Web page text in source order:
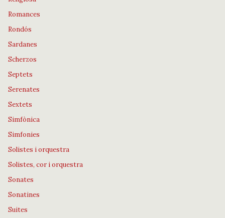
Romances
Rondós
Sardanes
Scherzos
Septets
Serenates
Sextets
Simfònica
Simfonies
Solistes i orquestra
Solistes, cor i orquestra
Sonates
Sonatines
Suites